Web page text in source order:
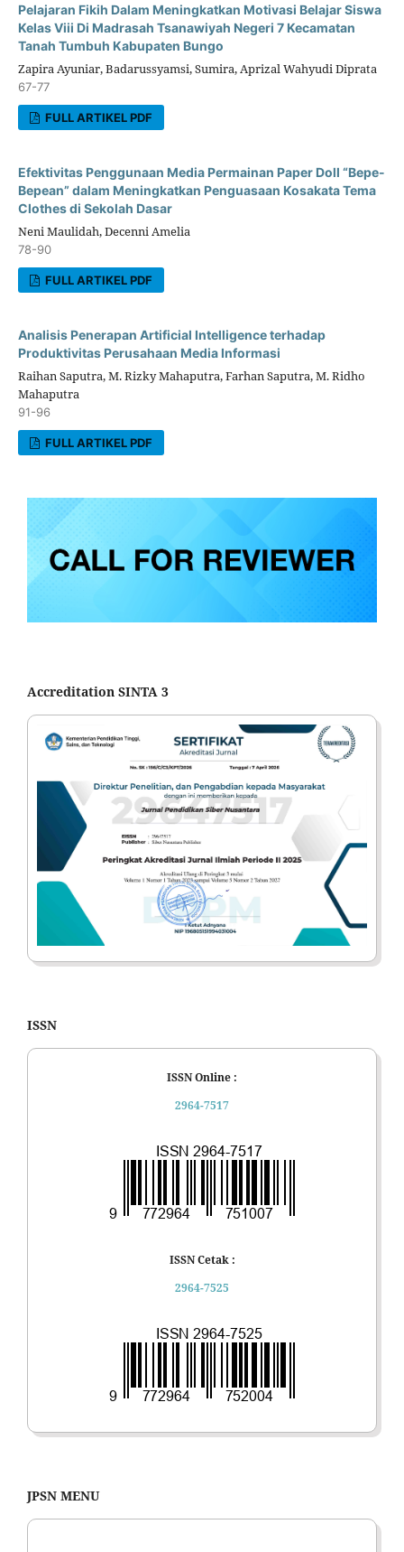
Pelajaran Fikih Dalam Meningkatkan Motivasi Belajar Siswa
Kelas Viii Di Madrasah Tsanawiyah Negeri 7 Kecamatan
Tanah Tumbuh Kabupaten Bungo
Zapira Ayuniar, Badarussyamsi, Sumira, Aprizal Wahyudi Diprata
67-77
FULL ARTIKEL PDF
Efektivitas Penggunaan Media Permainan Paper Doll “Bepe-
Bepean” dalam Meningkatkan Penguasaan Kosakata Tema
Clothes di Sekolah Dasar
Neni Maulidah, Decenni Amelia
78-90
FULL ARTIKEL PDF
Analisis Penerapan Artificial Intelligence terhadap
Produktivitas Perusahaan Media Informasi
Raihan Saputra, M. Rizky Mahaputra, Farhan Saputra, M. Ridho
Mahaputra
91-96
FULL ARTIKEL PDF
Accreditation SINTA 3
ISSN
ISSN Online :
2964-7517
ISSN Cetak :
2964-7525
JPSN MENU